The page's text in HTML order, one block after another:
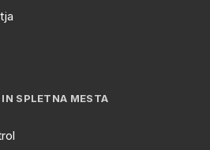
SPLETNA MESTA